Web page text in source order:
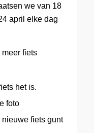
we van 18
april elke dag
fiets
het is.
foto
fiets gunt